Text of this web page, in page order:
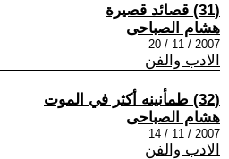
(31) قصائد قصيرة
هشام الصباحى
2007 / 11 / 20
الادب والفن
(32) طمأنينه أكثر في الموت
هشام الصباحى
2007 / 11 / 14
الادب والفن